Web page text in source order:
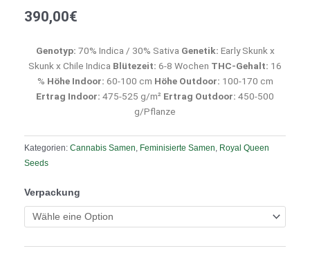
390,00€
Genotyp: 70% Indica / 30% Sativa Genetik: Early Skunk x
Skunk x Chile Indica Blütezeit: 6-8 Wochen THC-Gehalt: 16
% Höhe Indoor: 60-100 cm Höhe Outdoor: 100-170 cm
Ertrag Indoor: 475-525 g/m² Ertrag Outdoor: 450-500
g/Pflanze
Kategorien: Cannabis Samen Feminisierte Samen Royal Queen
Seeds
Verpackung